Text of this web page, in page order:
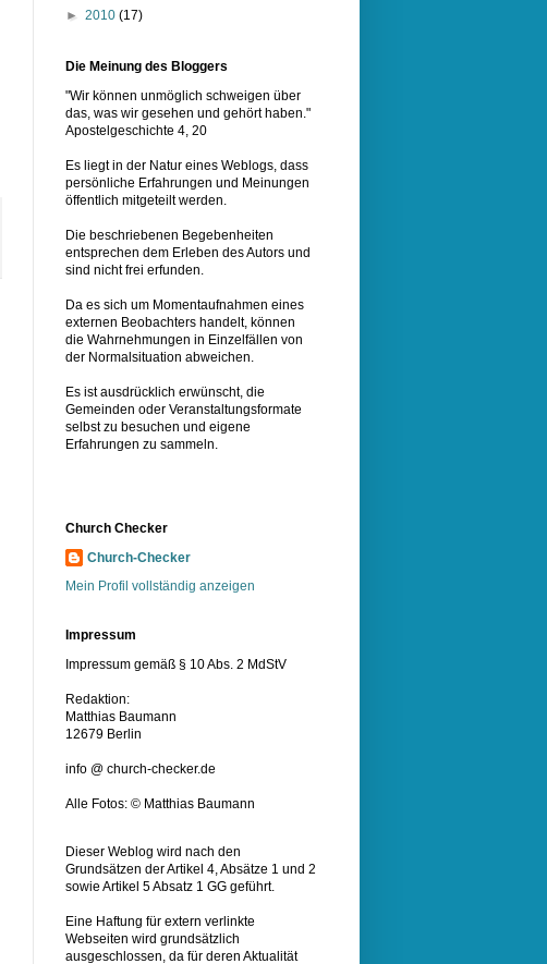
► 2010 (17)
Die Meinung des Bloggers
"Wir können unmöglich schweigen über
das, was wir gesehen und gehört haben."
Apostelgeschichte 4, 20
Es liegt in der Natur eines Weblogs , dass
persönliche Erfahrungen und Meinungen
öffentlich mitgeteilt werden.
Die beschriebenen Begebenheiten
entsprechen dem Erleben des Autors und
sind nicht frei erfunden.
Da es sich um Momentaufnahmen eines
externen Beobachters handelt, können
die Wahrnehmungen in Einzelfällen von
der Normalsituation abweichen.
Es ist ausdrücklich erwünscht, die
Gemeinden oder Veranstaltungsformate
selbst zu besuchen und eigene
Erfahrungen zu sammeln.
Church Checker
Church-Checker
Mein Profil vollständig anzeigen
Impressum
Impressum gemäß § 10 Abs. 2 MdStV
Redaktion:
Matthias Baumann
12679 Berlin
info @ church-checker.de
Alle Fotos: © Matthias Baumann
Dieser Weblog wird nach den
Grundsätzen der Artikel 4, Absätze 1 und 2
sowie Artikel 5 Absatz 1 GG geführt.
Eine Haftung für extern verlinkte
Webseiten wird grundsätzlich
ausgeschlossen, da für deren Aktualität